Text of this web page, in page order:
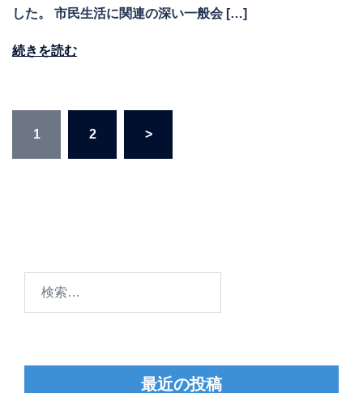
した。 市民生活に関連の深い一般会 […]
続きを読む
の
り
1 2 >
最近の投稿